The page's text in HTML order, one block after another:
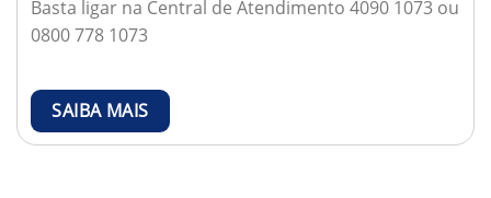
Basta ligar na Central de Atendimento 4090 1073 ou
0800 778 1073
SAIBA MAIS